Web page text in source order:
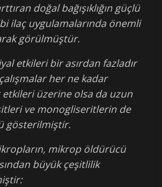
doğal bağışıklığın güçlü
ilaç uygulamalarında önemli
görülmüştür.
etkileri bir asırdan fazladır
her ne kadar
üzerine olsa da uzun
ve monogliseritlerin de
gösterilmiştir.
mikrop öldürücü
büyük çeşitlilik